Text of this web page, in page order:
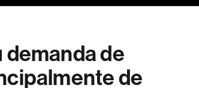
demanda de
de